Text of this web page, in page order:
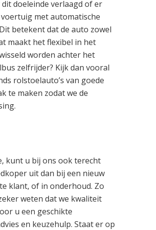
doeleinde verlaagd of er
met automatische
betekent dat de auto zowel
maakt het flexibel in het
worden achter het
zelfrijder? Kijk dan vooral
rolstoelauto’s van goede
te maken zodat we de
kunt u bij ons ook terecht
uit dan bij een nieuw
klant, of in onderhoud. Zo
weten dat we kwaliteit
u een geschikte
en keuzehulp. Staat er op